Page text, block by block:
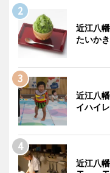
近江八
たいか
近江八
イハイ
近江八